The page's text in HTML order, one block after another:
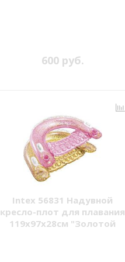
600 руб.
Intex 56831 Надувной
кресло-плот для плавания
119х97х28см "Золотой